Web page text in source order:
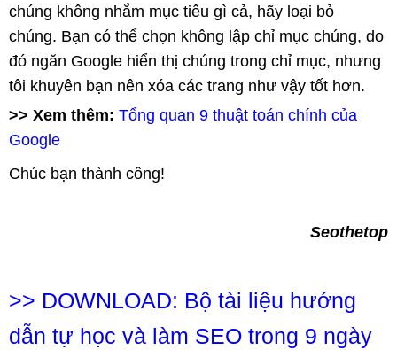
chúng không nhắm mục tiêu gì cả, hãy loại bỏ
chúng. Bạn có thể chọn không lập chỉ mục chúng, do
đó ngăn Google hiển thị chúng trong chỉ mục, nhưng
tôi khuyên bạn nên xóa các trang như vậy tốt hơn.
>> Xem thêm: Tổng quan 9 thuật toán chính của
Google
Chúc bạn thành công!
Seothetop
>> DOWNLOAD: Bộ tài liệu hướng
dẫn tự học và làm SEO trong 9 ngày